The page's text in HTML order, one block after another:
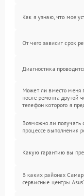
Как я узнаю, что мое
От чего зависит срок
Диагностика
Может ли вместо меня
после ремонта другой
телефон которого я
Возможно ли получать
процессе выполнения
Какую гарантию вы
В каких районах
сервисные центры